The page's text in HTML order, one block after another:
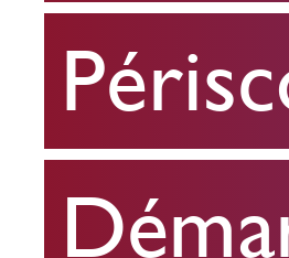
salle